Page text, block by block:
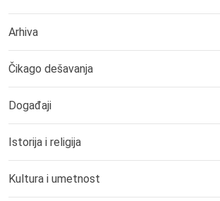
Arhiva
Čikago dešavanja
Događaji
Istorija i religija
Kultura i umetnost